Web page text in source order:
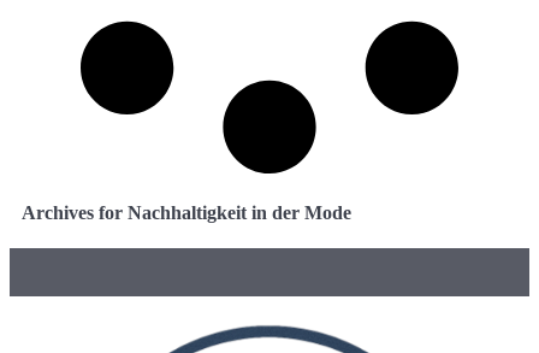
Archives for Nachhaltigkeit in der Mode